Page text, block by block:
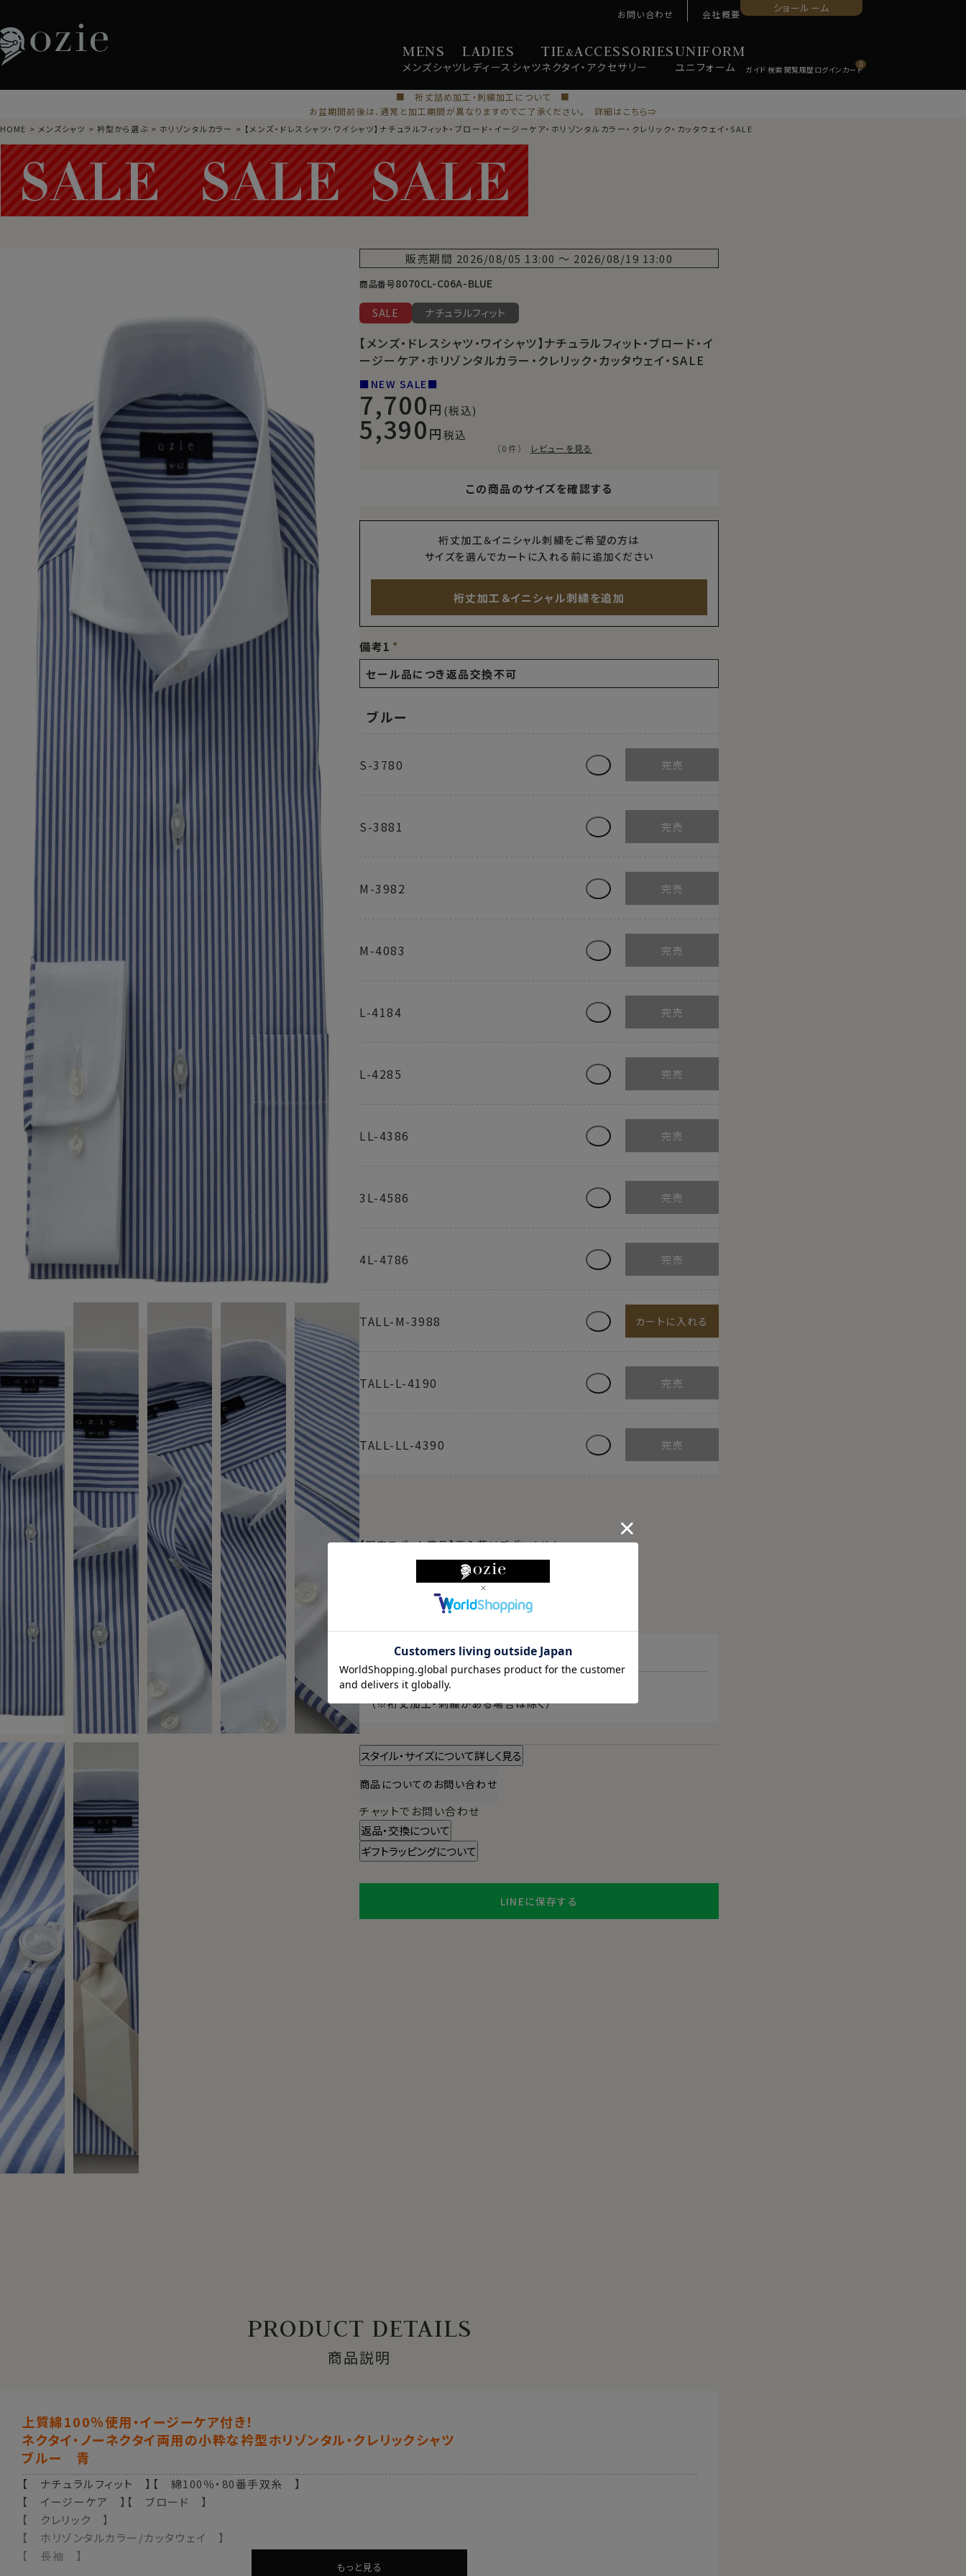
MENS
メンズシャツ
LADIES
レディース シャツ
TIE&ACCESSORIES
ネクタイ・ アクセサリー
UNIFORM
ユニ フォーム
お問い合わせ 会社概要 ショールーム
0
■ 裄丈詰め加工・刺繍加工について ■
お盆期間前後は、通常と加工期間が異なりますのでご了承ください。 詳細はこちら⇒
HOME メンズシャツ 衿型から選ぶ ホリゾンタルカラー 【メンズ・ドレスシャツ・ワイシャツ】ナチュラルフィット・ブロード・イージーケア・ホリゾンタルカラー・クレリック・カッタウェイ・SALE
販売期間 2026/08/05 13:00 〜 2026/08/19 13:00
商品番号8070CL-C06A-BLUE
SALE ナチュラルフィット
【メンズ・ドレスシャツ・ワイシャツ】ナチュラルフィット・ブロード・イ
ージーケア・ホリゾンタルカラー・クレリック・カッタウェイ・SALE
■NEW SALE■
7,700 (税込)
5,390 税込
（0件） レビューを見る
この商品のサイズを確認する
裄丈加工＆イニシャル刺繍をご希望の方は
サイズを選んでカートに入れる前に追加ください
裄丈加工＆イニシャル刺繍を追加
備考1
ブルー
S-3780
S-3881
M-3982
M-4083
L-4184
L-4285
LL-4386
3L-4586
4L-4786
TALL-M-3988 カートに入れる
TALL-L-4190
TALL-LL-4390
【限定スポット商品】再入荷はございません
【シャツのサイズの見方】
例）M-3982→首回り39cm・裄丈82cm
例）L-4184→首回り41cm・裄丈84cm
例）TALL-L-4190→首回り41cm・裄丈90cm
2026/08/11（火）
（※裄丈加工・刺繍がある場合は除く）
東京都変更
スタイル・サイズについて詳しく見る
商品についてのお問い合わせ
チャットでお問い合わせ
返品・交換について
ギフトラッピングについて
LINEに保存する
PRODUCT DETAILS
商品説明
上質綿100％使用・イージーケア付き！
ネクタイ・ノーネクタイ両用の小粋な衿型ホリゾンタル・クレリックシャツ
ブルー 青
【 ナチュラルフィット 】【 綿100％・80番手双糸 】
【 イージーケア 】【 ブロード 】
【 クレリック 】
【 ホリゾンタルカラー/カッタウェイ 】
【 長袖 】
もっと見る